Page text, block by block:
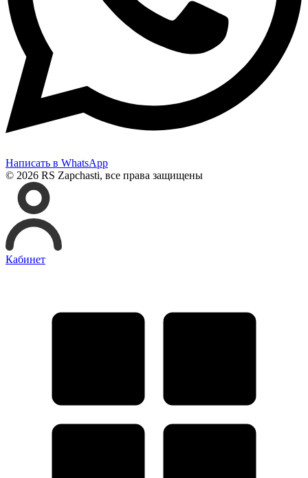
Написать в WhatsApp
© 2026 RS Zapchasti, все права защищены
Кабинет